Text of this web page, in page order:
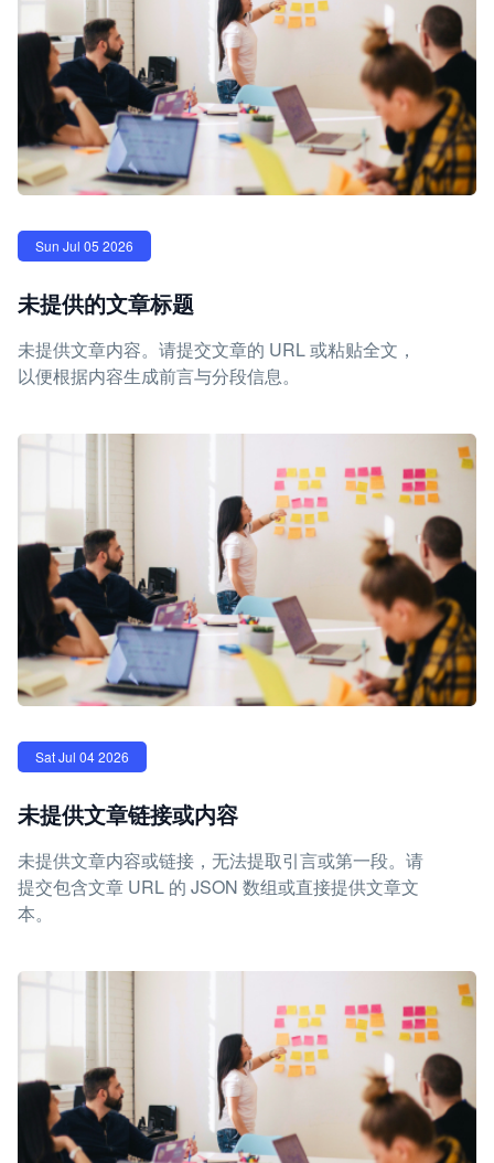
Sun Jul 05 2026
未提供的文章标题
未提供文章内容。请提交文章的 URL 或粘贴全文，
以便根据内容生成前言与分段信息。
Sat Jul 04 2026
未提供文章链接或内容
未提供文章内容或链接，无法提取引言或第一段。请
提交包含文章 URL 的 JSON 数组或直接提供文章文
本。